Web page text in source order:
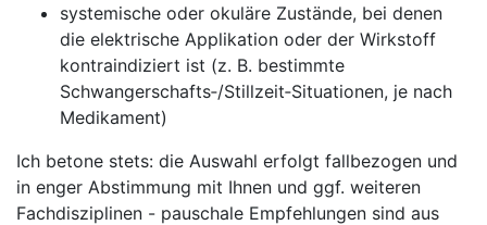
systemische oder okuläre ​Zustände, bei denen⁤
die elektrische ​Applikation oder der ⁣Wirkstoff
kontraindiziert‍ ist (z.‌ B. bestimmte
Schwangerschafts‑/Stillzeit‑Situationen, je nach
Medikament)
Ich betone stets: die Auswahl erfolgt fallbezogen⁢ und
in enger Abstimmung ‌mit ‍Ihnen und⁢ ggf. weiteren
⁣Fachdisziplinen ⁤- pauschale Empfehlungen sind aus